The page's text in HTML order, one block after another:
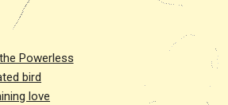
Powerless
bird
love